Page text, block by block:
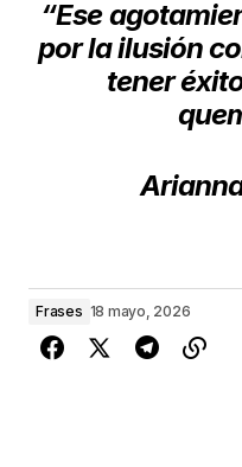
“Ese
por la ilusión
tener
Frases 18 mayo, 2026